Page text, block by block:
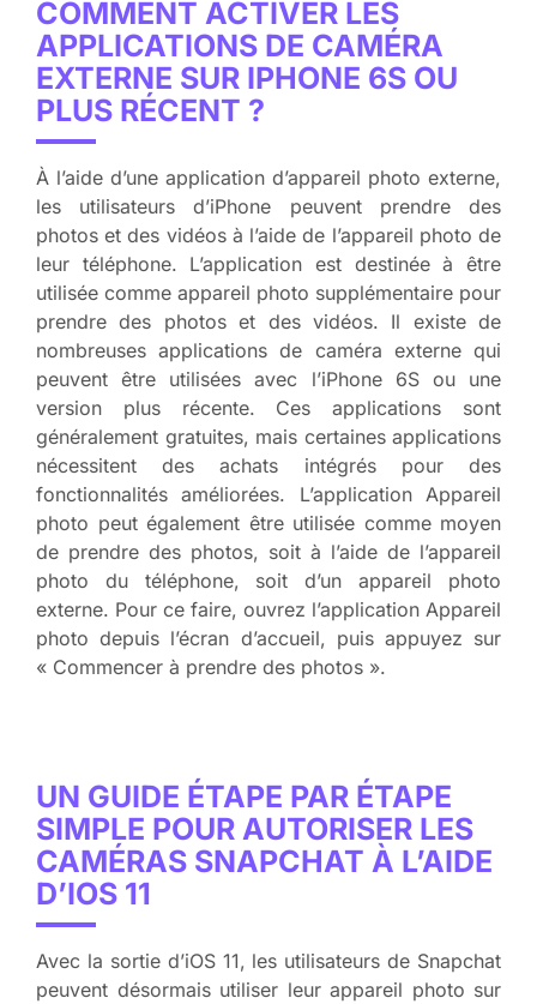
COMMENT ACTIVER LES
APPLICATIONS DE CAMÉRA
EXTERNE SUR IPHONE 6S OU
PLUS RÉCENT ?
À l’aide d’une application d’appareil photo externe,
les utilisateurs d’iPhone peuvent prendre des
photos et des vidéos à l’aide de l’appareil photo de
leur téléphone. L’application est destinée à être
utilisée comme appareil photo supplémentaire pour
prendre des photos et des vidéos. Il existe de
nombreuses applications de caméra externe qui
peuvent être utilisées avec l’iPhone 6S ou une
version plus récente. Ces applications sont
généralement gratuites, mais certaines applications
nécessitent des achats intégrés pour des
fonctionnalités améliorées. L’application Appareil
photo peut également être utilisée comme moyen
de prendre des photos, soit à l’aide de l’appareil
photo du téléphone, soit d’un appareil photo
externe. Pour ce faire, ouvrez l’application Appareil
photo depuis l’écran d’accueil, puis appuyez sur
« Commencer à prendre des photos ».
UN GUIDE ÉTAPE PAR ÉTAPE
SIMPLE POUR AUTORISER LES
CAMÉRAS SNAPCHAT À L’AIDE
D’IOS 11
Avec la sortie d’iOS 11, les utilisateurs de Snapchat
peuvent désormais utiliser leur appareil photo sur